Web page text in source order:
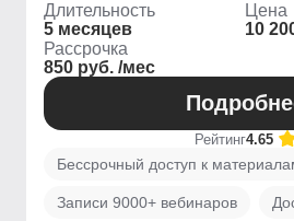
Длительность
5 месяцев
Цена
10
Рассрочка
850 руб. /мес
Рейтинг4.65
Бессрочный доступ к
Записи 9000+ вебинаров